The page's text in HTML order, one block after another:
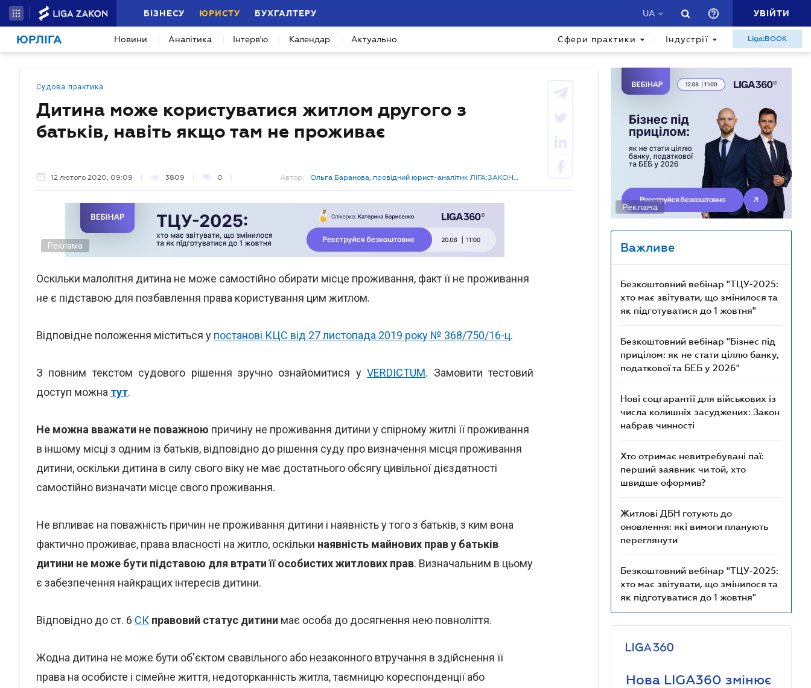
БІЗНЕСУ ЮРИСТУ БУХГАЛТЕРУ UA УВІЙТИ
ЮРЛІГА Новини Аналітика Інтерв'ю Календар Актуально Сфери практики Індустрії Liga:BOOK
Судова практика
Дитина може користуватися житлом другого з
батьків, навіть якщо там не проживає
12 лютого 2020, 09:09 3809 0 Автор:
Ольга Баранова, провідний юрист-аналітик ЛІГА:ЗАКОН
Бізнес
Реклама
Оскільки малолітня дитина не може самостійно обирати місце проживання, факт її не проживання
не є підставою для позбавлення права користування цим житлом.
Відповідне положення міститься у постанові КЦС від 27 листопада 2019 року № 368/750/16-ц.
З повним текстом судового рішення зручно ознайомитися уVERDICTUM. Замовити тестовий
доступ можна тут.
Не можна вважати не поважною причину не проживання дитини у спірному житлі її проживання
в іншому місці з одним із батьків, відповідно до рішення суду про визначення місця проживання
дитини, оскільки дитина в силу свого віку не має достатнього обсягу цивільної дієздатності
самостійно визначати місце свого проживання.
Не впливає на поважність причин не проживання дитини і наявність у того з батьків, з ким вона
фактично проживає, права власності на житло, оскільки наявність майнових прав у батьків
дитини не може бути підставою для втрати її особистих житлових прав. Визначальним в цьому
є забезпечення найкращих інтересів дитини.
Відповідно до ст. 6 СК правовий статус дитини має особа до досягнення нею повноліття.
Жодна дитина не може бути об'єктом свавільного або незаконного втручання в здійснення її
права на особисте і сімейне життя, недоторканність житла, таємницю кореспонденції або
Реклама
Важливе
Безкоштовний вебінар "ТЦУ-2025:
хто має звітувати, що змінилося та
як підготуватися до 1 жовтня"
Безкоштовний вебінар "Бізнес під
прицілом: як не стати ціллю банку,
податкової та БЕБ у 2026"
Нові соцгарантії для військових із
числа колишніх засуджених: Закон
набрав чинності
Хто отримає невитребувані паї:
перший заявник чи той, хто
швидше оформив?
Житлові ДБН готують до
оновлення: які вимоги планують
переглянути
Безкоштовний вебінар "ТЦУ-2025:
хто має звітувати, що змінилося та
як підготуватися до 1 жовтня"
Нова LIGA360 змінює